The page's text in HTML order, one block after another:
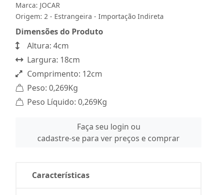
Marca: JOCAR
Origem: 2 - Estrangeira - Importação Indireta
Dimensões do Produto
Altura: 4cm
Largura: 18cm
Comprimento: 12cm
Peso: 0,269Kg
Peso Líquido: 0,269Kg
Faça seu login ou
cadastre-se para ver preços e comprar
Características